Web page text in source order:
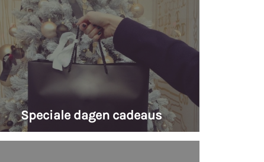
Speciale dagen cadeaus